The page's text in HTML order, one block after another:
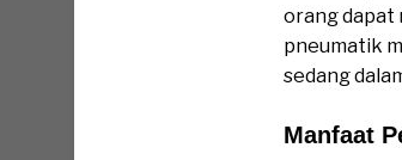
orang dapat
pneumatik
sedang
Manfaat